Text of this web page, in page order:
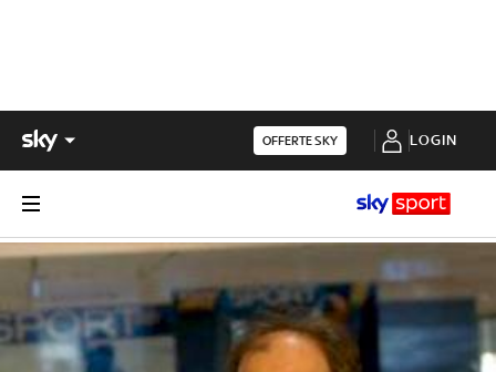
OFFERTE SKY LOGIN